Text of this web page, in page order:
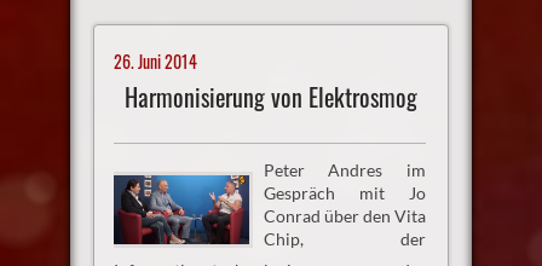
26. Juni 2014
Harmonisierung von Elektrosmog
Peter Andres im
Gespräch mit Jo
Conrad über den Vita
Chip, der